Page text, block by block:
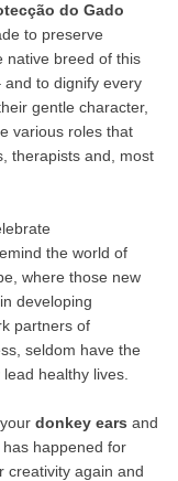
do Gado
to preserve
native breed of this
to dignify every
gentle character,
various roles that
therapists and, most
the world of
where those new
developing
partners of
seldom have the
healthy lives.
donkey ears and
happened for
creativity again and